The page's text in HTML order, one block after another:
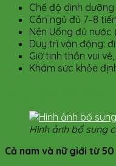
Chế độ dinh
Cần ngủ đủ 7–8
Nên Uống đủ nước
Duy trì vận động:
Giữ tinh thần vui
Khám sức khỏe
Hình ảnh bổ sung
Cả nam và nữ giới từ